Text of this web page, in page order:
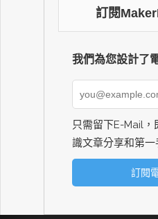
訂閱
我們為您設計了
只需留下E-Mail，
識文章分享和第一